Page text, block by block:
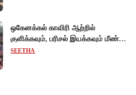
ஒகேனக்கல் காவிரி ஆற்றில்
குளிக்கவும், பரிசல் இயக்கவும் மீண்டும்
அனுமதி - சுற்றுலாப் பயணிகள்
SEETHA